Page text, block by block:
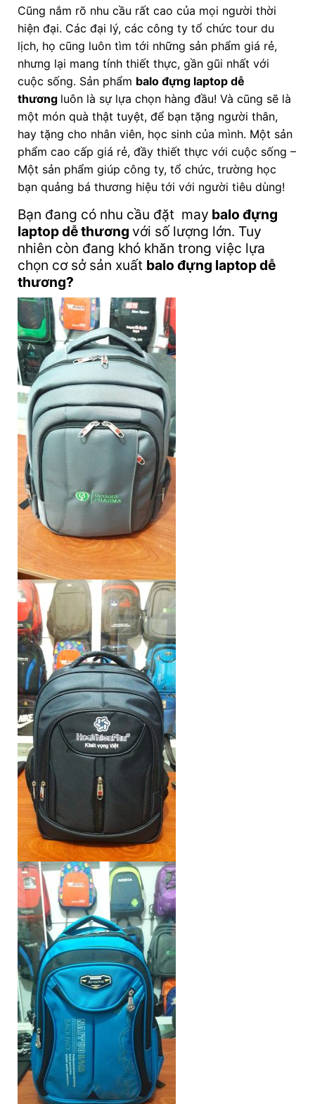
Cũng nắm rõ nhu cầu rất cao của mọi người thời
hiện đại. Các đại lý, các công ty tổ chức tour du
lịch, họ cũng luôn tìm tới những sản phẩm giá rẻ,
nhưng lại mang tính thiết thực, gần gũi nhất với
cuộc sống. Sản phẩm balo đựng laptop dễ
thương luôn là sự lựa chọn hàng đầu! Và cũng sẽ là
một món quà thật tuyệt, để bạn tặng người thân,
hay tặng cho nhân viên, học sinh của mình. Một sản
phẩm cao cấp giá rẻ, đầy thiết thực với cuộc sống –
Một sản phẩm giúp công ty, tổ chức, trường học
bạn quảng bá thương hiệu tới với người tiêu dùng!
Bạn đang có nhu cầu đặt may balo đựng
laptop dễ thương với số lượng lớn. Tuy
nhiên còn đang khó khăn trong việc lựa
chọn cơ sở sản xuất balo đựng laptop dễ
thương?